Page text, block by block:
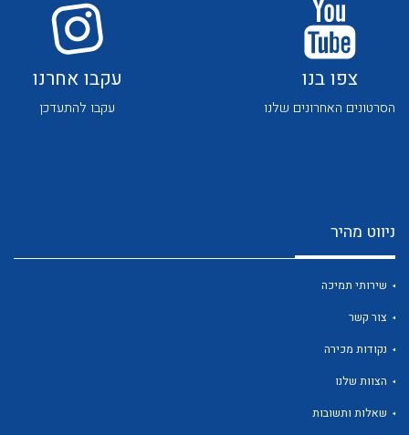
לכל מוצרי היצרן
צפו בנו
הסרטונים האחרונים שלנו
עקבו אחרנו
עקבו להתעדכן
ניווט מהיר
שירותי תמיכה
צור קשר
נקודות מכירה
הצוות שלנו
שאלות ותשובות